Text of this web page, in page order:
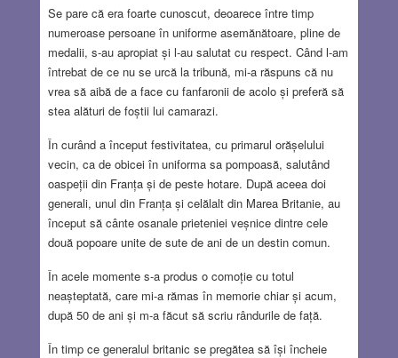
Se pare că era foarte cunoscut, deoarece între timp
numeroase persoane în uniforme asemănătoare, pline de
medalii, s-au apropiat și l-au salutat cu respect. Când l-am
întrebat de ce nu se urcă la tribună, mi-a răspuns că nu
vrea să aibă de a face cu fanfaronii de acolo și preferă să
stea alături de foștii lui camarazi.
În curând a început festivitatea, cu primarul orășelului
vecin, ca de obicei în uniforma sa pompoasă, salutând
oaspeții din Franța și de peste hotare. După aceea doi
generali, unul din Franța și celălalt din Marea Britanie, au
început să cânte osanale prieteniei veșnice dintre cele
două popoare unite de sute de ani de un destin comun.
În acele momente s-a produs o comoție cu totul
neașteptată, care mi-a rămas în memorie chiar și acum,
după 50 de ani și m-a făcut să scriu rândurile de față.
În timp ce generalul britanic se pregătea să își încheie